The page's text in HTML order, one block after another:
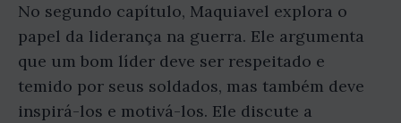
No segundo capítulo, Maquiavel explora o
papel da liderança na guerra. Ele argumenta
que um bom líder deve ser respeitado e
temido por seus soldados, mas também deve
inspirá-los e motivá-los. Ele discute a